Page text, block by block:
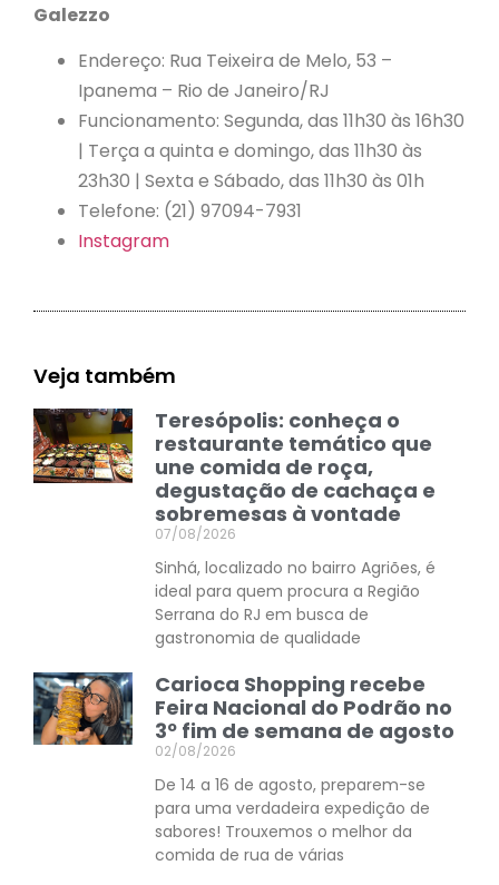
Galezzo
Endereço: Rua Teixeira de Melo, 53 –
Ipanema – Rio de Janeiro/RJ
Funcionamento: Segunda, das 11h30 às 16h30
| Terça a quinta e domingo, das 11h30 às
23h30 | Sexta e Sábado, das 11h30 às 01h
Telefone: (21) 97094-7931
Instagram
Veja também
Teresópolis: conheça o
restaurante temático que
une comida de roça,
degustação de cachaça e
sobremesas à vontade
07/08/2026
Sinhá, localizado no bairro Agriões, é
ideal para quem procura a Região
Serrana do RJ em busca de
gastronomia de qualidade
Carioca Shopping recebe
Feira Nacional do Podrão no
3º fim de semana de agosto
02/08/2026
De 14 a 16 de agosto, preparem-se
para uma verdadeira expedição de
sabores! Trouxemos o melhor da
comida de rua de várias